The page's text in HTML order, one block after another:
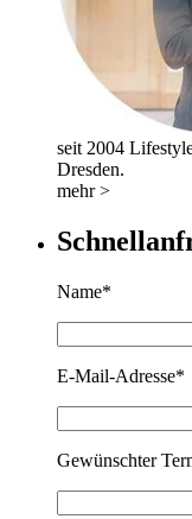
seit 2004
Dresden.
mehr >
Name*
E-Mail-Adresse*
Gewünschter